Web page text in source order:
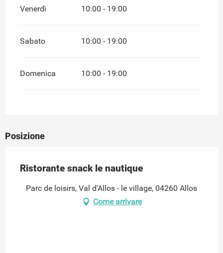
Venerdì 10:00 - 19:00
Sabato 10:00 - 19:00
Domenica 10:00 - 19:00
Posizione
Ristorante snack le nautique
Parc de loisirs, Val d'Allos - le village, 04260 Allos
Come arrivare